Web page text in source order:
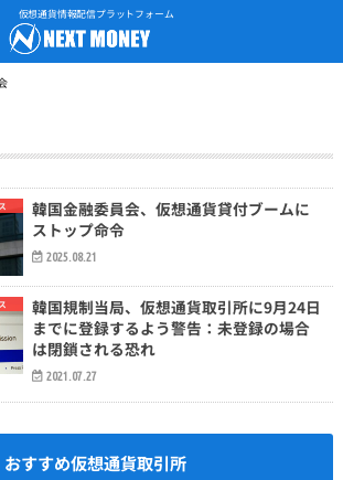
仮想通貨情報配信プラットフォーム
韓国金融委員会、仮想通貨貸付ブームに
ストップ命令
2025.08.21
韓国規制当局、仮想通貨取引所に9月24日
までに登録するよう警告：未登録の場合
は閉鎖される恐れ
2021.07.27
おすすめ仮想通貨取引所